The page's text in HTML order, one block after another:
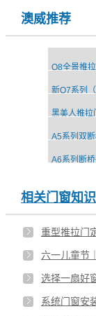
澳威推荐
Q8全景推
新Q7系列
黑美人推拉门
A5系列双
A6系列断
相关门窗知识